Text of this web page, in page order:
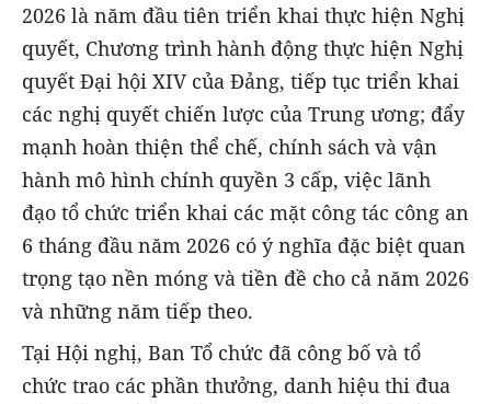
2026 là năm đầu tiên triển khai thực hiện Nghị
quyết, Chương trình hành động thực hiện Nghị
quyết Đại hội XIV của Đảng, tiếp tục triển khai
các nghị quyết chiến lược của Trung ương; đẩy
mạnh hoàn thiện thể chế, chính sách và vận
hành mô hình chính quyền 3 cấp, việc lãnh
đạo tổ chức triển khai các mặt công tác công an
6 tháng đầu năm 2026 có ý nghĩa đặc biệt quan
trọng tạo nền móng và tiền đề cho cả năm 2026
và những năm tiếp theo.
Tại Hội nghị, Ban Tổ chức đã công bố và tổ
chức trao các phần thưởng, danh hiệu thi đua